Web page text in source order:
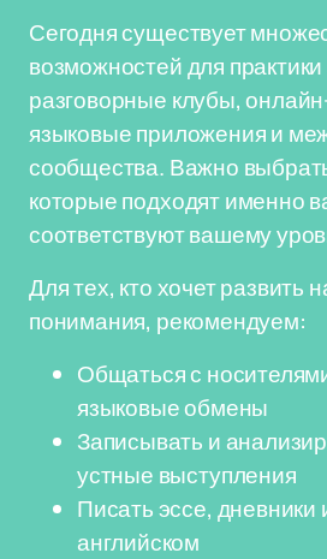
Сегодня существует
возможностей для практики
разговорные клубы,
языковые приложения и
сообщества. Важно
которые подходят именно
соответствуют вашему
Для тех, кто хочет развить
понимания, рекомендуем:
Общаться с
языковые обмены
Записывать и
устные выступления
Писать эссе, дневники
английском